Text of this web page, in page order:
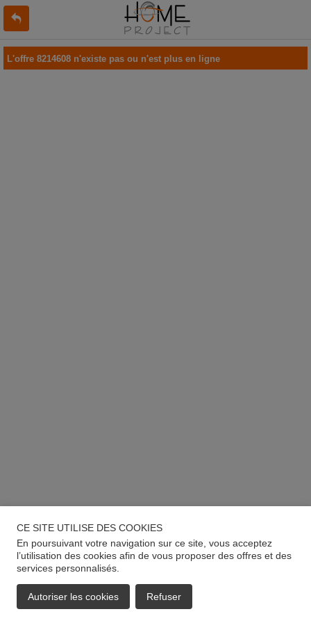
L'offre 8214608 n'existe pas ou n'est plus en ligne
CE SITE UTILISE DES COOKIES
En poursuivant votre navigation sur ce site, vous acceptez
l’utilisation des cookies afin de vous proposer des offres et des
services personnalisés.
Autoriser les cookies Refuser